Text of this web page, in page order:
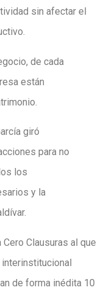
sin afectar el
de cada
están
giró
para no
los
y la
Clausuras al que
de forma inédita 10